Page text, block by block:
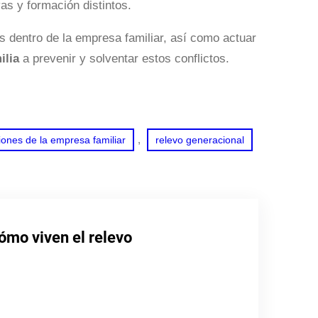
y formación distintos.
dentro de la empresa familiar, así como actuar
a prevenir y solventar estos conflictos.
de la empresa familiar , relevo generacional
viven el relevo